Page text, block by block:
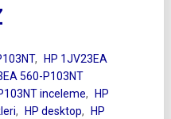
,
HP 1JV23EA
560-P103NT
inceleme,
HP
, HP desktop,
HP